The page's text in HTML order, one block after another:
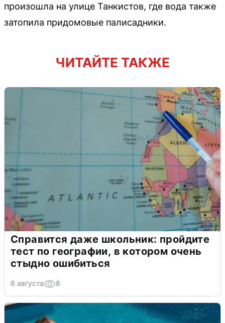
произошла на улице Танкистов, где вода также
затопила придомовые палисадники.
ЧИТАЙТЕ ТАКЖЕ
Справится даже школьник: пройдите
тест по географии, в котором очень
стыдно ошибиться
6 августа 8